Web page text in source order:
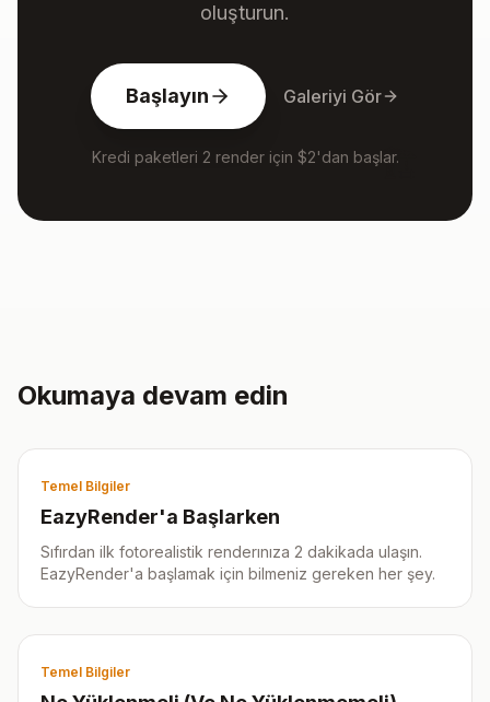
🏗️
oluşturun.
Başlayın Galeriyi Gör
Kredi paketleri 2 render için $2'dan başlar.
Okumaya devam edin
Temel Bilgiler
EazyRender'a Başlarken
Sıfırdan ilk fotorealistik renderınıza 2 dakikada ulaşın.
EazyRender'a başlamak için bilmeniz gereken her şey.
Temel Bilgiler